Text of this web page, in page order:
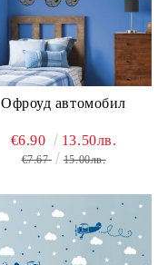
Офроуд автомобил
€6.90 13.50лв.
€7.67 15.00лв.